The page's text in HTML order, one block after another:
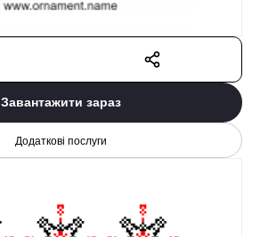
Завантажити зараз
Додаткові послуги